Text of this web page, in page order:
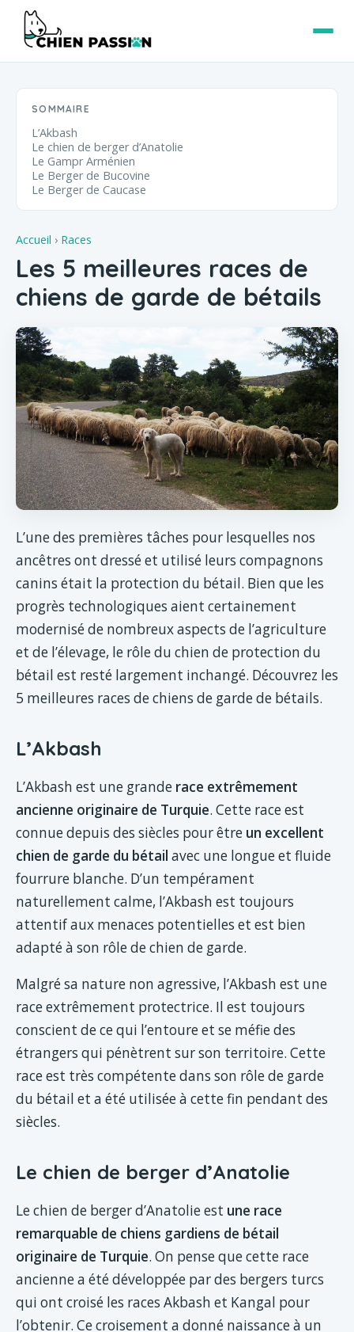
Accueil › Races
Les 5 meilleures races de
chiens de garde de bétails
L’une des premières tâches pour lesquelles nos
ancêtres ont dressé et utilisé leurs compagnons
canins était la protection du bétail. Bien que les
progrès technologiques aient certainement
modernisé de nombreux aspects de l’agriculture
et de l’élevage, le rôle du chien de protection du
bétail est resté largement inchangé. Découvrez les
5 meilleures races de chiens de garde de bétails.
L’Akbash
L’Akbash est une grande race extrêmement
ancienne originaire de Turquie. Cette race est
connue depuis des siècles pour être un excellent
chien de garde du bétail avec une longue et fluide
fourrure blanche. D’un tempérament
naturellement calme, l’Akbash est toujours
attentif aux menaces potentielles et est bien
adapté à son rôle de chien de garde.
Malgré sa nature non agressive, l’Akbash est une
race extrêmement protectrice. Il est toujours
conscient de ce qui l’entoure et se méfie des
étrangers qui pénètrent sur son territoire. Cette
race est très compétente dans son rôle de garde
du bétail et a été utilisée à cette fin pendant des
siècles.
Le chien de berger d’Anatolie
Le chien de berger d’Anatolie est une race
remarquable de chiens gardiens de bétail
originaire de Turquie. On pense que cette race
ancienne a été développée par des bergers turcs
qui ont croisé les races Akbash et Kangal pour
l’obtenir. Ce croisement a donné naissance à un
SOMMAIRE
L’Akbash
Le chien de berger d’Anatolie
Le Gampr Arménien
Le Berger de Bucovine
Le Berger de Caucase